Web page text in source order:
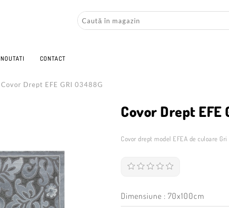
NOUTATI CONTACT
Covor Drept EFE GRI 03488G
Covor Drept EFE
Covor drept model EFEA de culoare Gri
Dimensiune : 70x100cm